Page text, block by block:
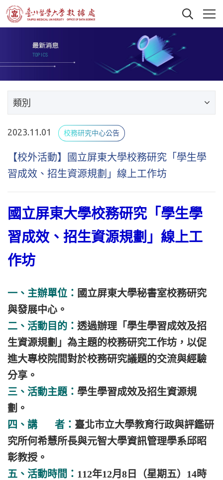
類別
2023.11.01 校務研究中心公告
【校外活動】國立屏東大學校務研究「學生學
習成效、招生資源規劃」線上工作坊
國立屏東大學校務研究「學生學
習成效、招生資源規劃」線上工
作坊
一、主辦單位： 國立屏東大學秘書室校務研究
與發展中心。
二、活動目的： 透過辦理「學生學習成效及招
生資源規劃」為主題的校務研究工作坊，以促
進大專校院間對於校務研究議題的交流與經驗
分享。
三、活動主題： 學生學習成效及招生資源規
劃。
四、講 者： 臺北市立大學教育行政與評鑑研
究所何希慧所長與元智大學資訊管理學系邱昭
彰教授。
五、活動時間： 112年12月8日（星期五）14時